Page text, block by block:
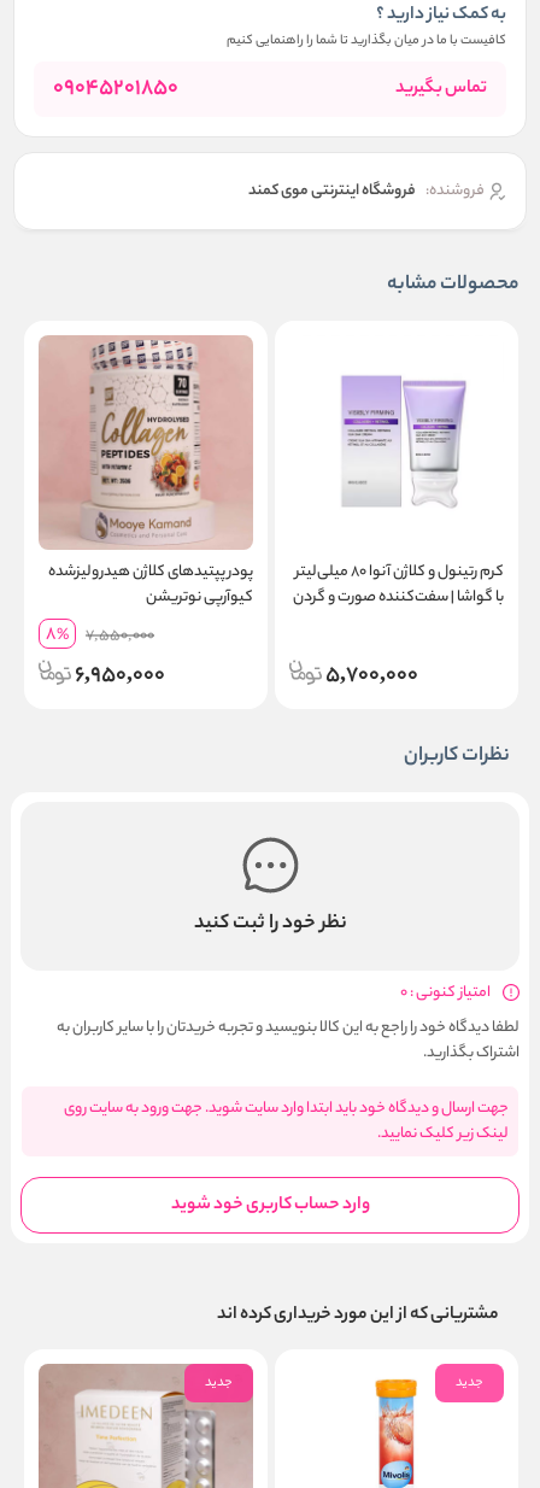
به کمک نیاز دارید ؟
کافیست با ما در میان بگذارید تا شما را راهنمایی کنیم
تماس بگیرید 09045201850
فروشنده: فروشگاه اینترنتی موی کمند
محصولات مشابه
کرم رتینول و کلاژن آنوا ۸۰ میلی‌لیتر
با گواشا | سفت‌کننده صورت و گردن
5,700,000
پودر پپتیدهای کلاژن هیدرولیزشده
کیو‌آرپی نوتریشن
7,550,000
8%
6,950,000
نظرات کاربران
نظر خود را ثبت کنید
امتیاز کنونی : 0
لطفا دیدگاه خود را راجع به این کالا بنویسید و تجربه خریدتان را با سایر کاربران به
اشتراک بگذارید.
جهت ارسال و دیدگاه خود باید ابتدا وارد سایت شوید. جهت ورود به سایت روی
لینک زیر کلیک نمایید.
وارد حساب کاربری خود شوید
مشتریانی که از این مورد خریداری کرده اند
جدید جدید